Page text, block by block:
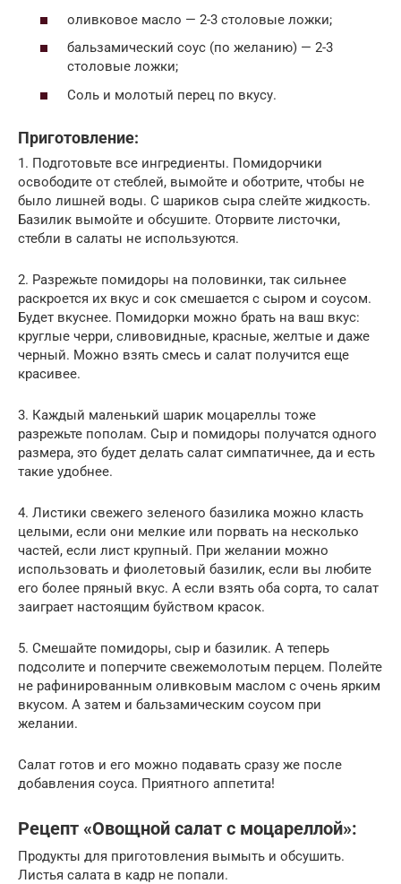
оливковое масло — 2-3 столовые ложки;
бальзамический соус (по желанию) — 2-3
столовые ложки;
Соль и молотый перец по вкусу.
Приготовление:
1. Подготовьте все ингредиенты. Помидорчики
освободите от стеблей, вымойте и оботрите, чтобы не
было лишней воды. С шариков сыра слейте жидкость.
Базилик вымойте и обсушите. Оторвите листочки,
стебли в салаты не используются.
2. Разрежьте помидоры на половинки, так сильнее
раскроется их вкус и сок смешается с сыром и соусом.
Будет вкуснее. Помидорки можно брать на ваш вкус:
круглые черри, сливовидные, красные, желтые и даже
черный. Можно взять смесь и салат получится еще
красивее.
3. Каждый маленький шарик моцареллы тоже
разрежьте пополам. Сыр и помидоры получатся одного
размера, это будет делать салат симпатичнее, да и есть
такие удобнее.
4. Листики свежего зеленого базилика можно класть
целыми, если они мелкие или порвать на несколько
частей, если лист крупный. При желании можно
использовать и фиолетовый базилик, если вы любите
его более пряный вкус. А если взять оба сорта, то салат
заиграет настоящим буйством красок.
5. Смешайте помидоры, сыр и базилик. А теперь
подсолите и поперчите свежемолотым перцем. Полейте
не рафинированным оливковым маслом с очень ярким
вкусом. А затем и бальзамическим соусом при
желании.
Салат готов и его можно подавать сразу же после
добавления соуса. Приятного аппетита!
Рецепт «Овощной салат с моцареллой»:
Продукты для приготовления вымыть и обсушить.
Листья салата в кадр не попали.